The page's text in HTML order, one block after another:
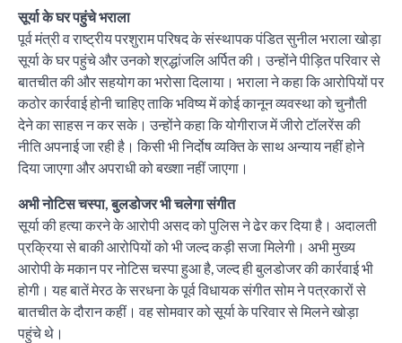
सूर्या के घर पहुंचे भराला
पूर्व मंत्री व राष्ट्रीय परशुराम परिषद के संस्थापक पंडित सुनील भराला खोड़ा
सूर्या के घर पहुंचे और उनको श्रद्धांजलि अर्पित की। उन्होंने पीड़ित परिवार से
बातचीत की और सहयोग का भरोसा दिलाया। भराला ने कहा कि आरोपियों पर
कठोर कार्रवाई होनी चाहिए ताकि भविष्य में कोई कानून व्यवस्था को चुनौती
देने का साहस न कर सके। उन्होंने कहा कि योगीराज में जीरो टॉलरेंस की
नीति अपनाई जा रही है। किसी भी निर्दोष व्यक्ति के साथ अन्याय नहीं होने
दिया जाएगा और अपराधी को बख्शा नहीं जाएगा।
अभी नोटिस चस्पा, बुलडोजर भी चलेगा संगीत
सूर्या की हत्या करने के आरोपी असद को पुलिस ने ढेर कर दिया है। अदालती
प्रक्रिया से बाकी आरोपियों को भी जल्द कड़ी सजा मिलेगी। अभी मुख्य
आरोपी के मकान पर नोटिस चस्पा हुआ है, जल्द ही बुलडोजर की कार्रवाई भी
होगी। यह बातें मेरठ के सरधना के पूर्व विधायक संगीत सोम ने पत्रकारों से
बातचीत के दौरान कहीं। वह सोमवार को सूर्या के परिवार से मिलने खोड़ा
पहुंचे थे।